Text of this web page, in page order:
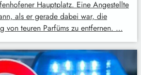
Hauptplatz. Eine Angestellte
als er gerade dabei war, die
von teuren Parfüms zu entfernen. …